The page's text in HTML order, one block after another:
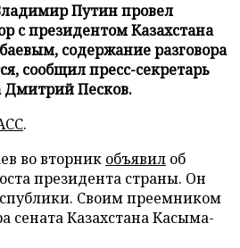
Путин провел
с президентом Казахстана
содержание разговора
сообщил пресс-секретарь
Дмитрий Песков.
.
во вторник объявил об
президента страны. Он
Своим преемником
сената Казахстана Касыма-